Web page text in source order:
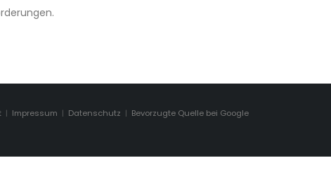
| Impressum | Datenschutz | Bevorzugte Quelle bei Google